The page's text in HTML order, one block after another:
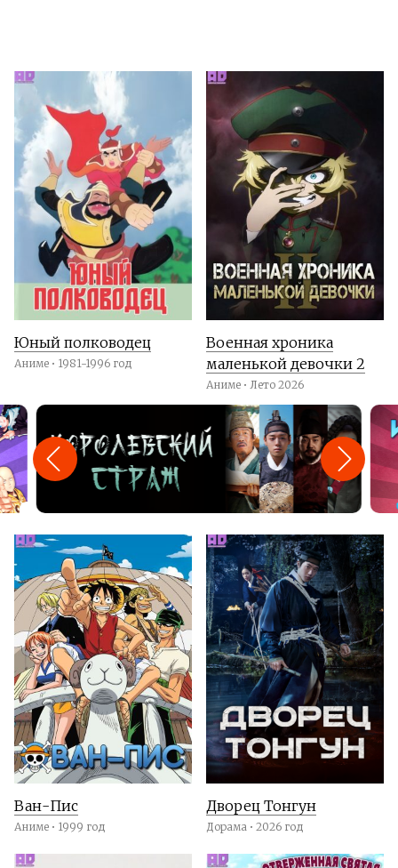
Юный полководец
Аниме • 1981-1996 год
Военная хроника
маленькой девочки 2
Аниме • Лето 2026
Ван-Пис
Аниме • 1999 год
Дворец Тонгун
Дорама • 2026 год